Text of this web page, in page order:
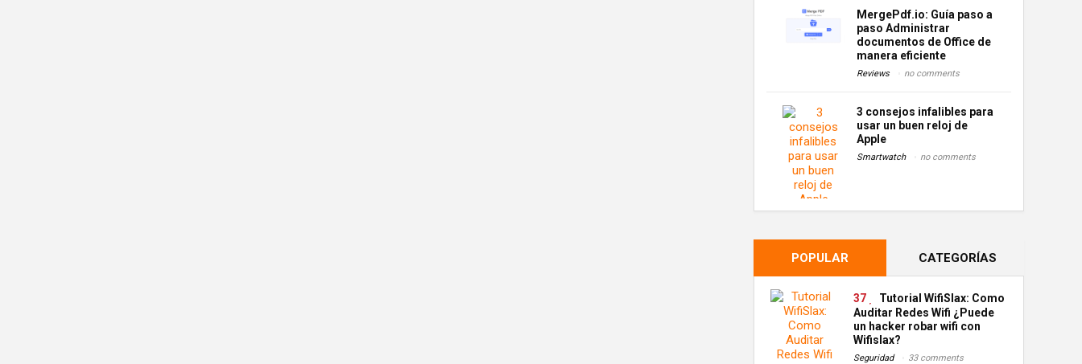
MergePdf.io: Guía paso a
paso Administrar
documentos de Office de
manera eficiente
Reviews no comments
3 consejos infalibles para
usar un buen reloj de
Apple
Smartwatch no comments
POPULAR CATEGORÍAS
37
Tutorial WifiSlax: Como
Auditar Redes Wifi ¿Puede
un hacker robar wifi con
Wifislax?
Seguridad 33 comments